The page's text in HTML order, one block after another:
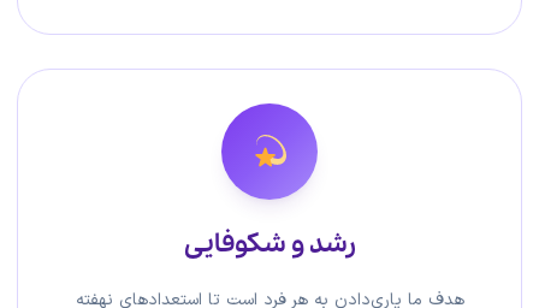
رشد و شکوفایی
هدف ما یاری‌دادن به هر فرد است تا استعدادهای نهفته